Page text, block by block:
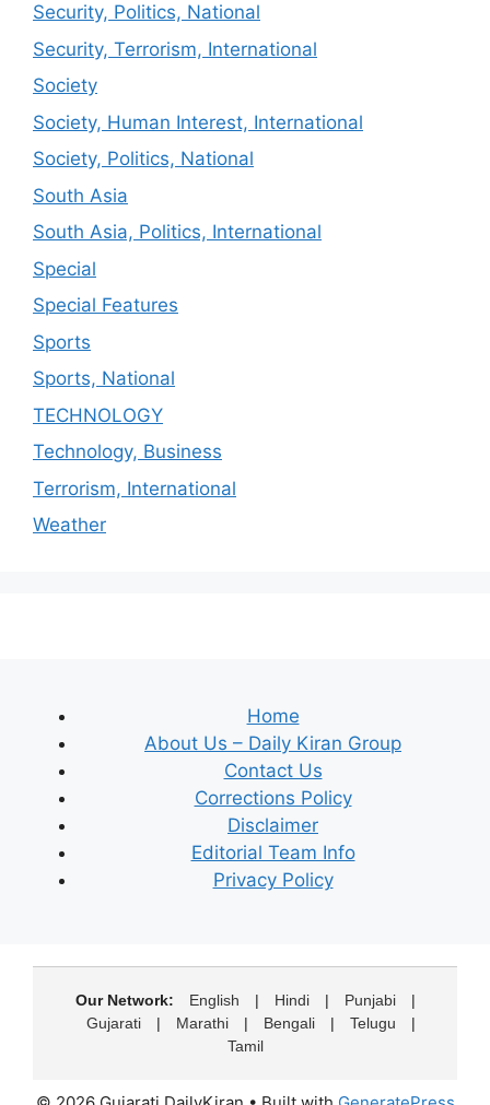
Security, Politics, National
Security, Terrorism, International
Society
Society, Human Interest, International
Society, Politics, National
South Asia
South Asia, Politics, International
Special
Special Features
Sports
Sports, National
TECHNOLOGY
Technology, Business
Terrorism, International
Weather
Home
About Us – Daily Kiran Group
Contact Us
Corrections Policy
Disclaimer
Editorial Team Info
Privacy Policy
Our Network: English | Hindi | Punjabi
|
Gujarati
| Marathi | Bengali | Telugu
|
Tamil